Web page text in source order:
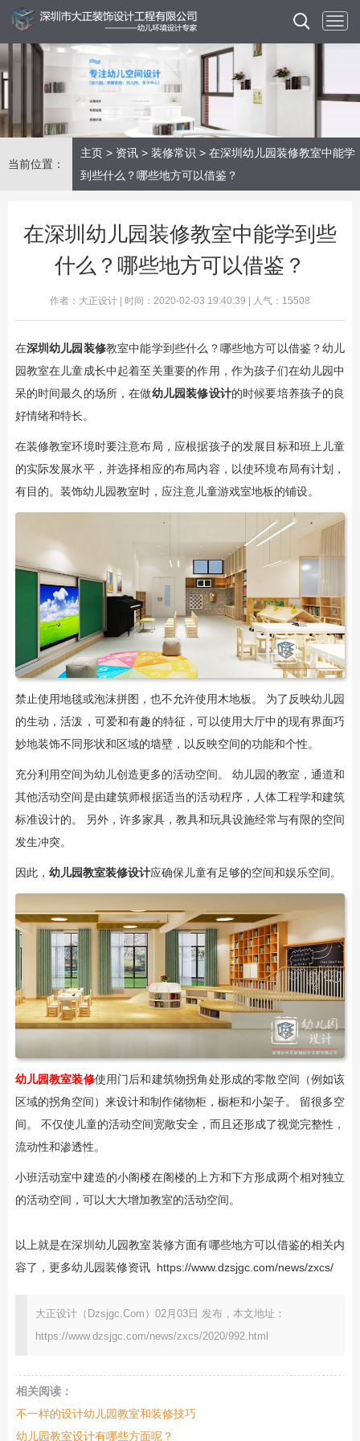
当前位置：
主页 > 资讯 > 装修常识 > 在深圳幼儿园装修教室中能学
到些什么？哪些地方可以借鉴？
在深圳幼儿园装修教室中能学到些
什么？哪些地方可以借鉴？
作者：大正设计 | 时间：2020-02-03 19:40:39 | 人气：15508
在深圳幼儿园装修教室中能学到些什么？哪些地方可以借鉴？幼儿
园教室在儿童成长中起着至关重要的作用，作为孩子们在幼儿园中
呆的时间最久的场所，在做幼儿园装修设计的时候要培养孩子的良
好情绪和特长。
在装修教室环境时要注意布局，应根据孩子的发展目标和班上儿童
的实际发展水平，并选择相应的布局内容，以使环境布局有计划，
有目的。装饰幼儿园教室时，应注意儿童游戏室地板的铺设。
禁止使用地毯或泡沫拼图，也不允许使用木地板。 为了反映幼儿园
的生动，活泼，可爱和有趣的特征，可以使用大厅中的现有界面巧
妙地装饰不同形状和区域的墙壁，以反映空间的功能和个性。
充分利用空间为幼儿创造更多的活动空间。 幼儿园的教室，通道和
其他活动空间是由建筑师根据适当的活动程序，人体工程学和建筑
标准设计的。 另外，许多家具，教具和玩具设施经常与有限的空间
发生冲突。
因此， 幼儿园教室装修设计应确保儿童有足够的空间和娱乐空间。
幼儿园教室装修使用门后和建筑物拐角处形成的零散空间（例如该
区域的拐角空间）来设计和制作储物柜，橱柜和小架子。 留很多空
间。 不仅使儿童的活动空间宽敞安全，而且还形成了视觉完整性，
流动性和渗透性。
小班活动室中建造的小阁楼在阁楼的上方和下方形成两个相对独立
的活动空间，可以大大增加教室的活动空间。
以上就是在深圳幼儿园教室装修方面有哪些地方可以借鉴的相关内
容了，更多幼儿园装修资讯 https://www.dzsjgc.com/news/zxcs/
大正设计（Dzsjgc.Com）02月03日 发布，本文地址：
https://www.dzsjgc.com/news/zxcs/2020/992.html
相关阅读：
不一样的设计幼儿园教室和装修技巧
幼儿园教室设计有哪些方面呢？